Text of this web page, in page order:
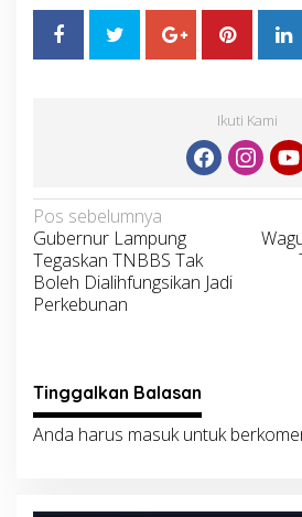
Ikuti Kami
Navigasi
pos
Pos sebelumnya
Gubernur Lampung
Tegaskan TNBBS Tak
Boleh Dialihfungsikan Jadi
Perkebunan
Tinggalkan Balasan
Anda harus masukuntuk